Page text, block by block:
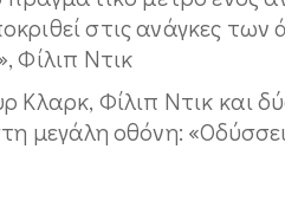
στις ανάγκες
Φίλιπ Ντικ
Κλαρκ, Φίλιπ Ντικ και
μεγάλη οθόνη: